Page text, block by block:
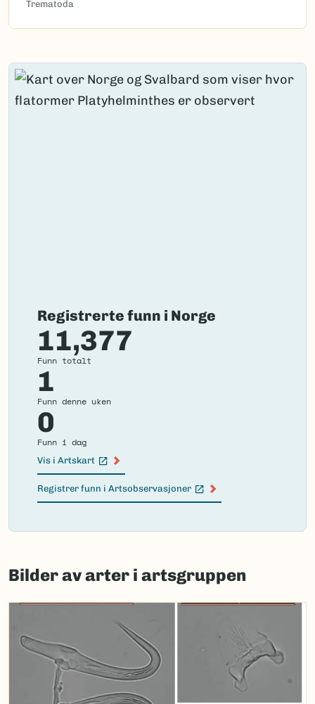
Trematoda
Registrerte funn i Norge
11,377
Funn totalt
1
Funn denne uken
0
Funn i dag
Vis i Artskart
(Ekstern lenke)
Registrer funn i Artsobservasjoner
(Ekstern lenke)
Failed
load
map.
Bilder av arter i artsgruppen